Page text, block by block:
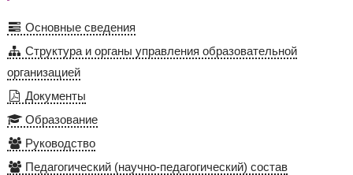
Основные сведения
Структура и органы управления образовательной
организацией
Документы
Образование
Руководство
Педагогический (научно-педагогический) состав